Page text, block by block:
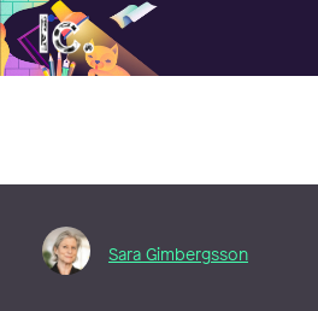
Illustratörcentrum
Sara Gimbergsson